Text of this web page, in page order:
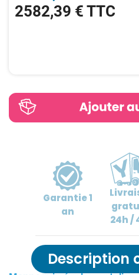
2582,39 € TTC
Garantie1
an
24h /
Description